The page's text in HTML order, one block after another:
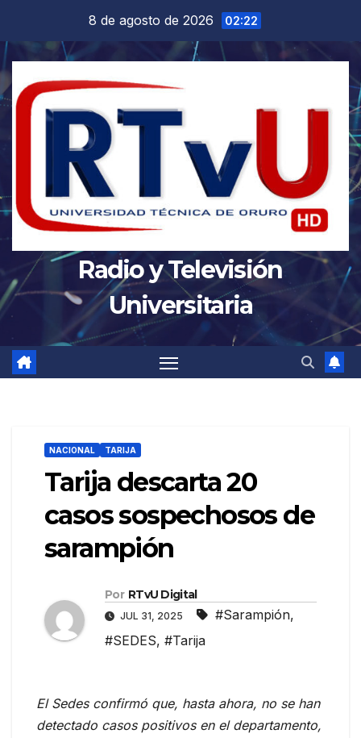
contenido
8 de agosto de 2026 02:22
Radio y Televisión
Universitaria
NACIONAL TARIJA
Tarija descarta 20
casos sospechosos de
sarampión
Por RTvU Digital
JUL 31, 2025 #Sarampión,
#SEDES, #Tarija
El Sedes confirmó que, hasta ahora, no se han
detectado casos positivos en el departamento,